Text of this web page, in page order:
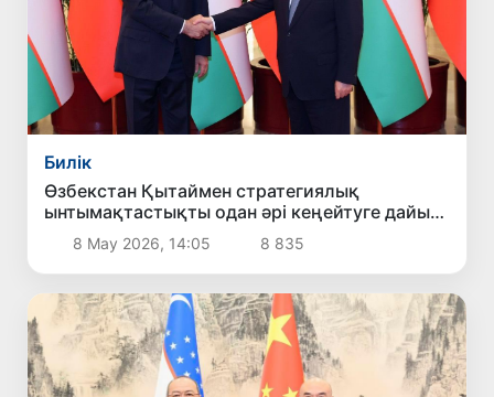
Билік
Өзбекстан Қытаймен стратегиялық
ынтымақтастықты одан әрі кеңейтуге дайын
екенін мәлімдеді
8 Мау 2026, 14:05 8 835